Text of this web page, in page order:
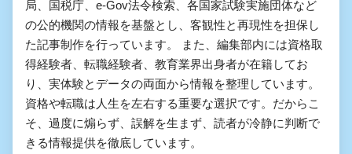
局、国税庁、e-Gov法令検索、各国家試験実施団体など
の公的機関の情報を基盤とし、客観性と再現性を担保し
た記事制作を行っています。 また、編集部内には資格取
得経験者、転職経験者、教育業界出身者が在籍してお
り、実体験とデータの両面から情報を整理しています。
資格や転職は人生を左右する重要な選択です。だからこ
そ、過度に煽らず、誤解を生まず、読者が冷静に判断で
きる情報提供を徹底しています。